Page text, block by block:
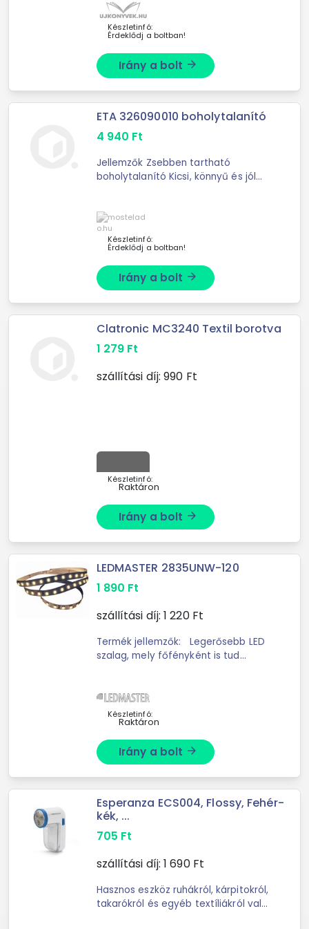
Készletinfó:
Érdeklődj a boltban!
Irány a bolt arrow_forward
ETA 326090010 boholytalanító
4 940 Ft
Jellemzők Zsebben tartható
boholytalanító Kicsi, könnyű és jól
Készletinfó:
Érdeklődj a boltban!
Irány a bolt arrow_forward
Clatronic MC3240 Textil borotva
1 279 Ft
szállítási díj: 990 Ft
Készletinfó:
Raktáron
Irány a bolt arrow_forward
LEDMASTER 2835UNW-120
1 890 Ft
szállítási díj: 1 220Ft
Termék jellemzők: Legerősebb LED
szalag, mely főfényként is tud
tökéletesen ...
Készletinfó:
Raktáron
Irány a bolt arrow_forward
Esperanza ECS004, Flossy, Fehér-
kék, ...
705 Ft
szállítási díj: 1 690Ft
Hasznos eszköz ruhákról, kárpitokról,
takarókról és egyéb textíliákról való